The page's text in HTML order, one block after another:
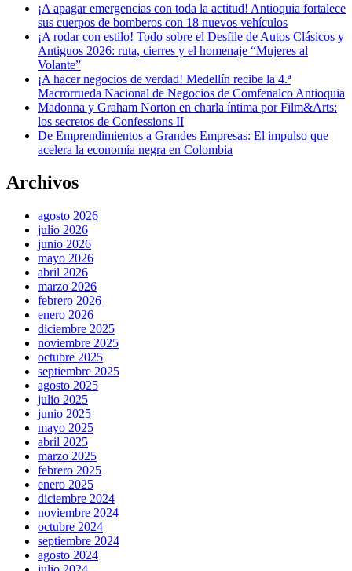
¡A apagar emergencias con toda la actitud! Antioquia fortalece
sus cuerpos de bomberos con 18 nuevos vehículos
¡A rodar con estilo! Todo sobre el Desfile de Autos Clásicos y
Antiguos 2026: ruta, cierres y el homenaje “Mujeres al
Volante”
¡A hacer negocios de verdad! Medellín recibe la 4.ª
Macrorrueda Nacional de Negocios de Comfenalco Antioquia
Madonna y Graham Norton en charla íntima por Film&Arts:
los secretos de Confessions II
De Emprendimientos a Grandes Empresas: El impulso que
acelera la economía negra en Colombia
Archivos
agosto 2026
julio 2026
junio 2026
mayo 2026
abril 2026
marzo 2026
febrero 2026
enero 2026
diciembre 2025
noviembre 2025
octubre 2025
septiembre 2025
agosto 2025
julio 2025
junio 2025
mayo 2025
abril 2025
marzo 2025
febrero 2025
enero 2025
diciembre 2024
noviembre 2024
octubre 2024
septiembre 2024
agosto 2024